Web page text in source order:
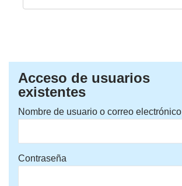
Acceso de usuarios
existentes
Nombre de usuario o correo electrónico
Contraseña